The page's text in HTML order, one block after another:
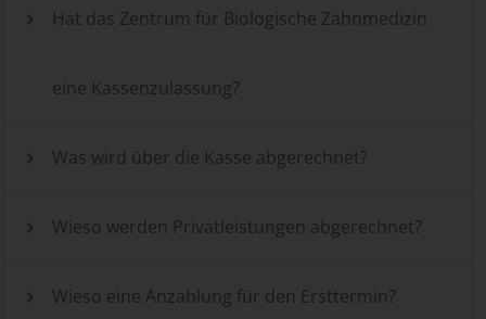
Hat das Zentrum für Biologische Zahnmedizin
eine Kassenzulassung?
Was wird über die Kasse abgerechnet?
Wieso werden Privatleistungen abgerechnet?
Wieso eine Anzahlung für den Ersttermin?